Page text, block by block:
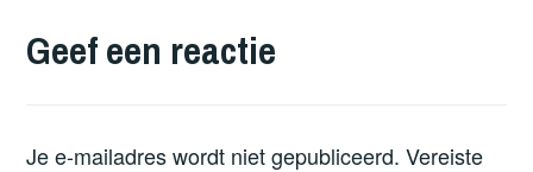
Geef een reactie
Je e-mailadres wordt niet gepubliceerd. Vereiste